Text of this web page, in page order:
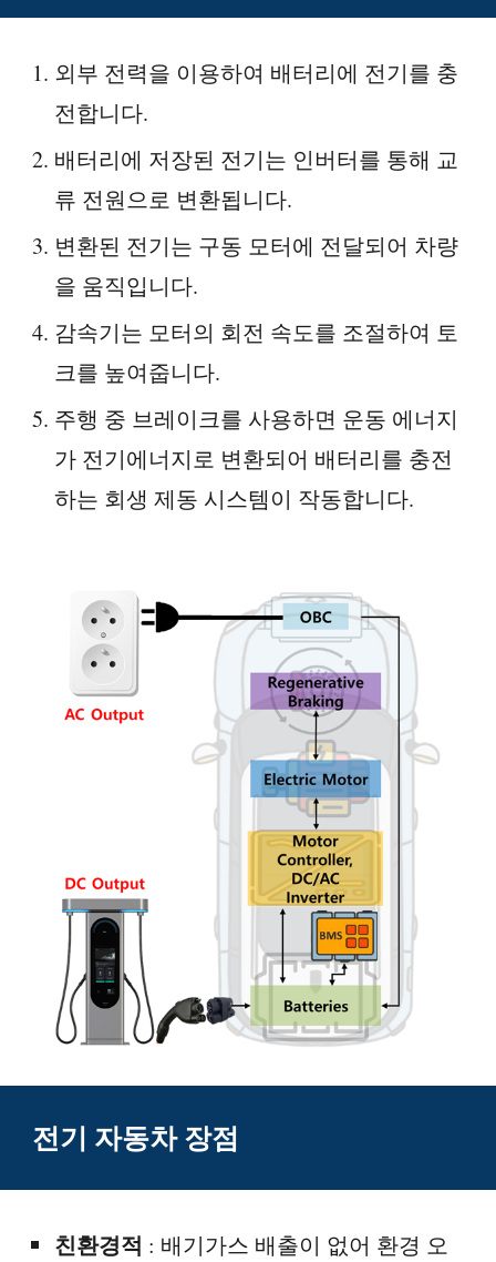
외부 전력을 이용하여 배터리에 전기를 충
전합니다.
배터리에 저장된 전기는 인버터를 통해 교
류 전원으로 변환됩니다.
변환된 전기는 구동 모터에 전달되어 차량
을 움직입니다.
감속기는 모터의 회전 속도를 조절하여 토
크를 높여줍니다.
주행 중 브레이크를 사용하면 운동 에너지
가 전기에너지로 변환되어 배터리를 충전
하는 회생 제동 시스템이 작동합니다.
전기 자동차 장점
친환경적 : 배기가스 배출이 없어 환경 오